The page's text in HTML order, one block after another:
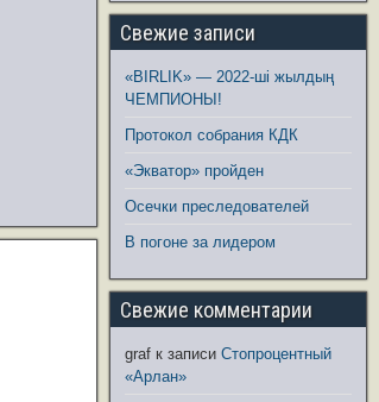
Свежие записи
«BIRLIK» — 2022-ші жылдың
ЧЕМПИОНЫ!
Протокол собрания КДК
«Экватор» пройден
Осечки преследователей
В погоне за лидером
Свежие комментарии
graf к записиСтопроцентный
«Арлан»